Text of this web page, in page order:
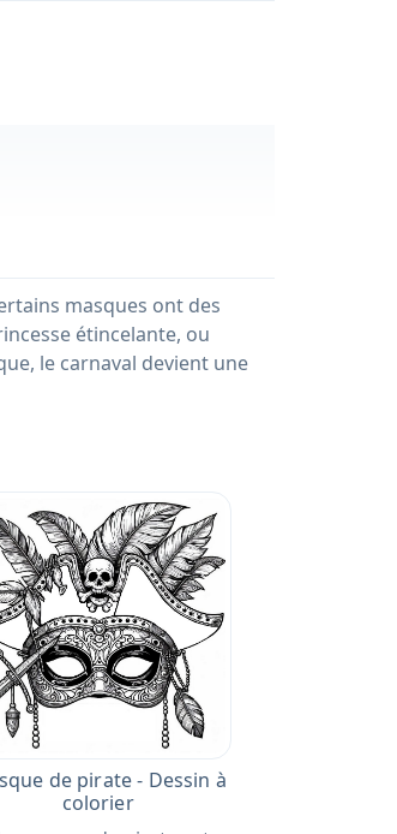
masques ont des
étincelante, ou
le carnaval devient une
de pirate - Dessin à
colorier